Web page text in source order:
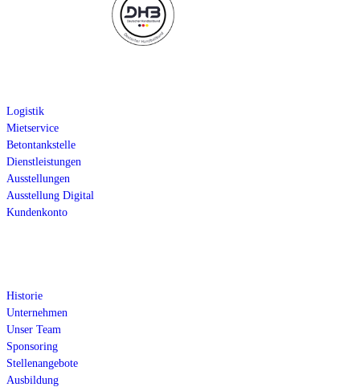
Logistik
Mietservice
Betontankstelle
Dienstleistungen
Ausstellungen
Ausstellung Digital
Kundenkonto
Historie
Unternehmen
Unser Team
Sponsoring
Stellenangebote
Ausbildung